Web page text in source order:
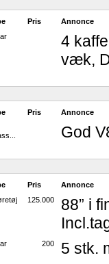
Pris
Annonce
4
væk,
Pris
Annonce
God
Pris
Annonce
125.000
88” i
200 5 stk.